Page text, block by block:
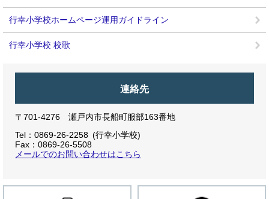
行幸小学校ホームページ運用ガイドライン
行幸小学校 校歌
連絡先
〒701-4276 瀬戸内市長船町服部163番地
Tel：0869-26-2258
行幸小学校
Fax：0869-26-5508
メールでのお問い合わせはこちら